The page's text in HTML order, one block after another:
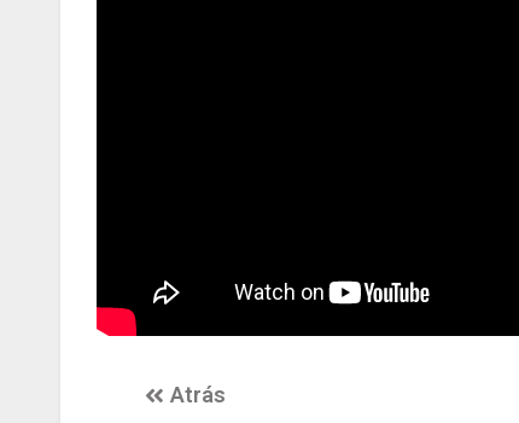
Atrás